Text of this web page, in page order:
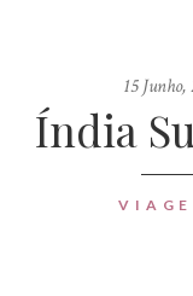
15 Junho,
Índia